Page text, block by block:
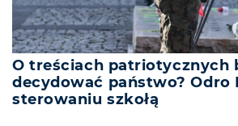
O treściach patriotycznych
decydować państwo? Odro
sterowaniu szkołą